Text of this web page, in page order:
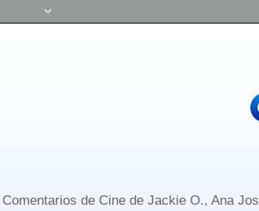
Comentarios de Cine de Jackie O., Ana